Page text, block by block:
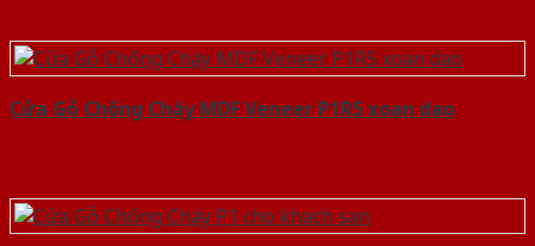
Cửa Gỗ Chống Cháy MDF Veneer P1R5 xoan dao